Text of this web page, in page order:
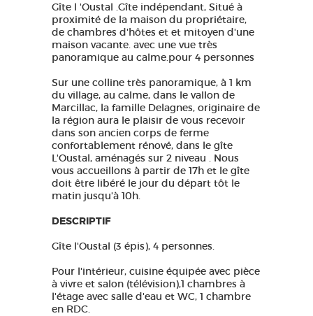
Gîte l 'Oustal .Gîte indépendant, Situé à
proximité de la maison du propriétaire,
de chambres d'hôtes et et mitoyen d'une
maison vacante. avec une vue très
panoramique au calme.pour 4 personnes
Sur une colline très panoramique, à 1 km
du village, au calme, dans le vallon de
Marcillac, la famille Delagnes, originaire de
la région aura le plaisir de vous recevoir
dans son ancien corps de ferme
confortablement rénové, dans le gîte
L'Oustal, aménagés sur 2 niveau . Nous
vous accueillons à partir de 17h et le gîte
doit être libéré le jour du départ tôt le
matin jusqu'à 10h.
DESCRIPTIF
Gîte l'Oustal (3 épis), 4 personnes.
Pour l'intérieur, cuisine équipée avec pièce
à vivre et salon (télévision),1 chambres à
l'étage avec salle d'eau et WC, 1 chambre
en RDC.